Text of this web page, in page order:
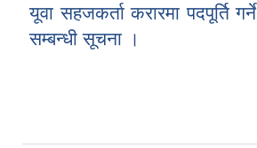
यूवा सहजकर्ता करारमा पदपूर्ति गर्ने
सम्बन्धी सूचना ।